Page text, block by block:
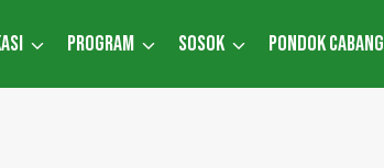
PROGRAM SOSOK PONDOK CABANG